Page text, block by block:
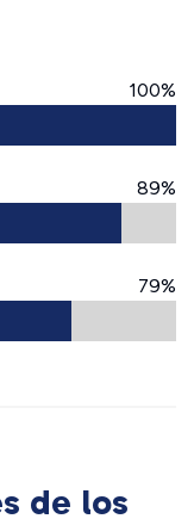
100%
89%
79%
de los